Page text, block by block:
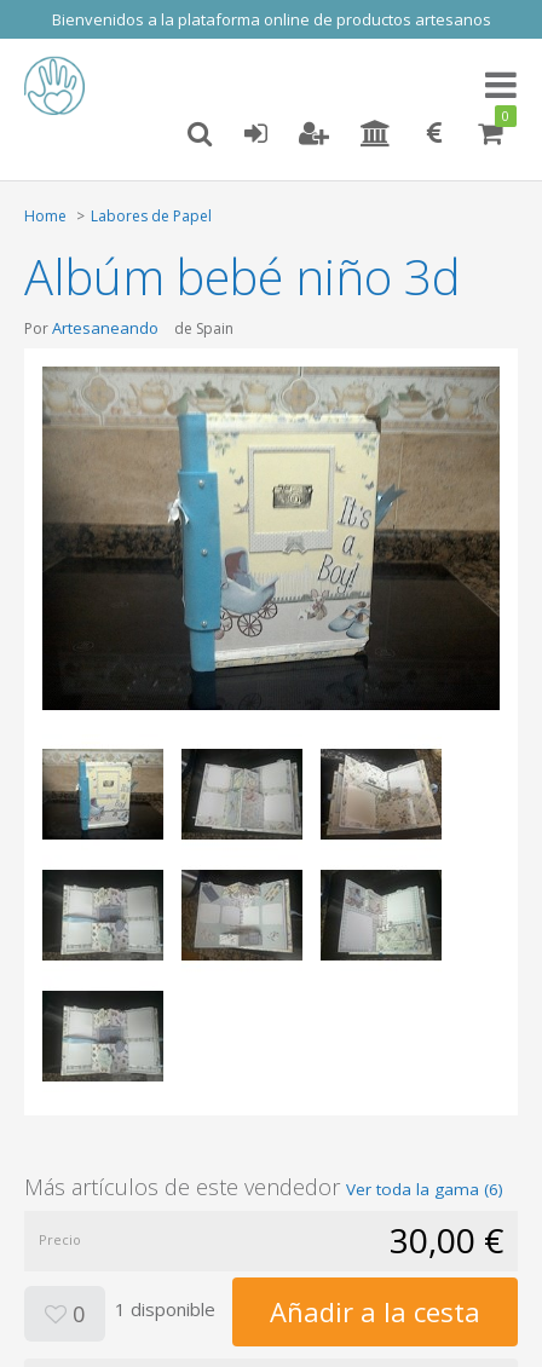
Bienvenidos a la plataforma online de productos artesanos
Toggle
0
Home Labores de Papel
Albúm bebé niño 3d
PorArtesaneando de Spain
Más artículos de este vendedor Ver toda la gama (6)
Precio 30,00 €
0 1 disponible Añadir a la cesta